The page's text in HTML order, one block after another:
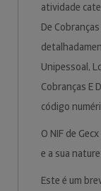
atividade
De
Unipessoal,
Cobranças E
código
O NIF de
e a sua
Este é um